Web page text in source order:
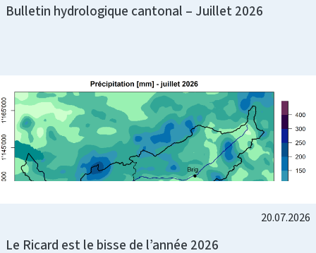
Bulletin hydrologique cantonal – Juillet 2026
20.07.2026
Le Ricard est le bisse de l’année 2026